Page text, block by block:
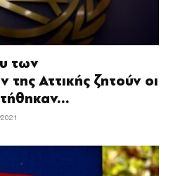
των
Αττικής ζητούν οι